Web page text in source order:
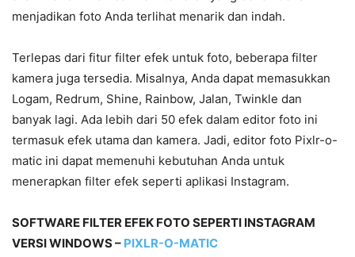
menjadikan foto Anda terlihat menarik dan indah.
Terlepas dari fitur filter efek untuk foto, beberapa filter
kamera juga tersedia. Misalnya, Anda dapat memasukkan
Logam, Redrum, Shine, Rainbow, Jalan, Twinkle dan
banyak lagi. Ada lebih dari 50 efek dalam editor foto ini
termasuk efek utama dan kamera. Jadi, editor foto Pixlr-o-
matic ini dapat memenuhi kebutuhan Anda untuk
menerapkan filter efek seperti aplikasi Instagram.
SOFTWARE FILTER EFEK FOTO SEPERTI INSTAGRAM
VERSI WINDOWS – PIXLR-O-MATIC